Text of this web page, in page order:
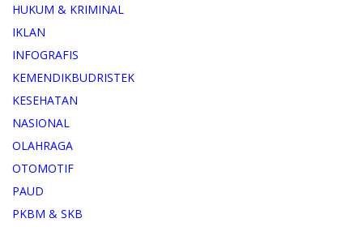
HUKUM & KRIMINAL
IKLAN
INFOGRAFIS
KEMENDIKBUDRISTEK
KESEHATAN
NASIONAL
OLAHRAGA
OTOMOTIF
PAUD
PKBM & SKB